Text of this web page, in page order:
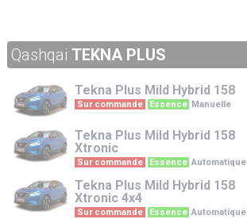
Qashqai TEKNA PLUS
Tekna Plus Mild Hybrid 158
Sur commande Essence Manuelle
Tekna Plus Mild Hybrid 158
Xtronic
Sur commande Essence Automatique
Tekna Plus Mild Hybrid 158
Xtronic 4x4
Sur commande Essence Automatique